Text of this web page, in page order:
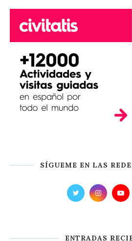
SÍGUEME EN LAS
ENTRADAS